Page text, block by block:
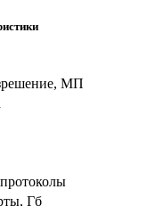
МП
Гб